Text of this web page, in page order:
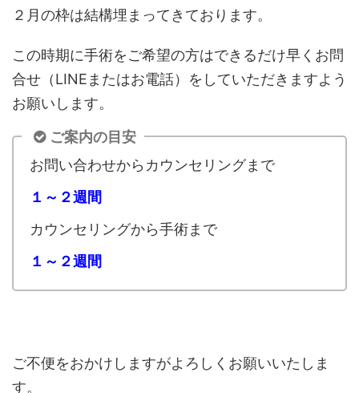
２月の枠は結構埋まってきております。
この時期に手術をご希望の方はできるだけ早くお問
合せ（LINEまたはお電話）をしていただきますよう
お願いします。
ご案内の目安
お問い合わせからカウンセリングまで
１～２週間
カウンセリングから手術まで
１～２週間
ご不便をおかけしますがよろしくお願いいたしま
す。